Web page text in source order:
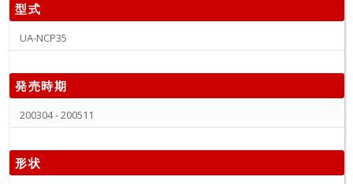
型式
UA-NCP35
発売時期
200304 - 200511
形状